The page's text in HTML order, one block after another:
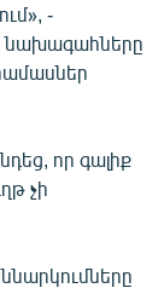
-
նախագահները
որ գալիք
չի